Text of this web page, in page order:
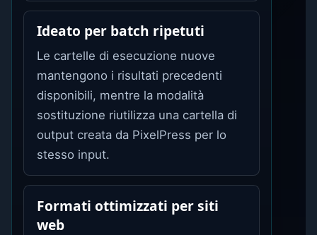
Ideato per batch ripetuti
Le cartelle di esecuzione nuove
mantengono i risultati precedenti
disponibili, mentre la modalità
sostituzione riutilizza una cartella di
output creata da PixelPress per lo
stesso input.
Formati ottimizzati per siti
web